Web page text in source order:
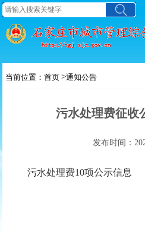
当前位置：首页>通知公告
污水处理费征收
发布时间：
污水处理费10项公示信息